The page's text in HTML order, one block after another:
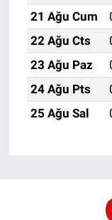
21 Ağu Cum
22 Ağu Cts
23 Ağu Paz
24 Ağu Pts
25 Ağu Sal